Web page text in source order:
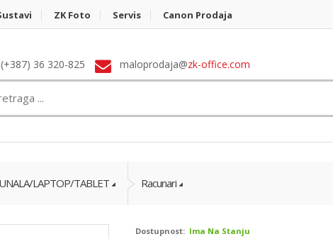
ZK Foto Servis Canon Prodaja
(+387) 36 320-825 maloprodaja@zk-office.com
LAPTOP/TABLET Racunari
Dostupnost: Ima Na Stanju